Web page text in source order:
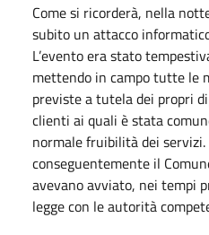
Come si ricorderà, nella
subito un attacco
L’evento era stato
mettendo in campo tutte le
previste a tutela dei propri
clienti ai quali è stata
normale fruibilità dei servizi.
conseguentemente il
avevano avviato, nei tempi
legge con le autorità